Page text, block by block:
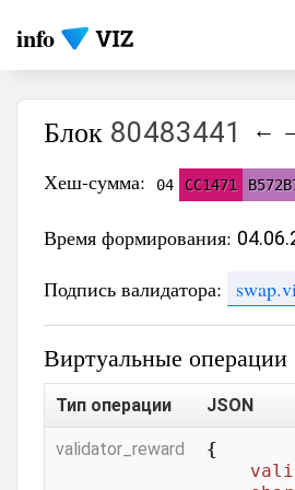
info
Блок 80483441 ←
Хеш-сумма:
04 CC1471
Время формирования:
Подпись валидатора:
Виртуальные операции
Тип операции JSON
validator_reward
{